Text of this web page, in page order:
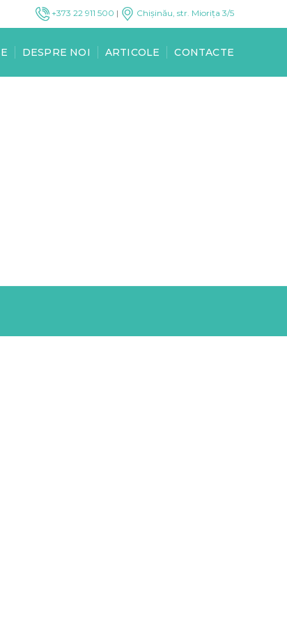
+373 22 911 500 | Chișinău, str. Miorița 3/5
DESPRE NOI ARTICOLE CONTACTE